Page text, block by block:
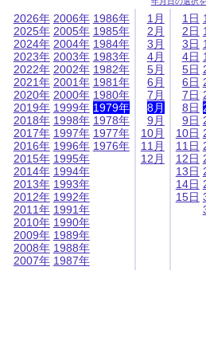
2026年
2025年
2024年
2023年
2022年
2021年
2020年
2019年
2018年
2017年
2016年
2015年
2014年
2013年
2012年
2011年
2010年
2009年
2008年
2007年
2006年
2005年
2004年
2003年
2002年
2001年
2000年
1999年
1998年
1997年
1996年
1995年
1994年
1993年
1992年
1991年
1990年
1989年
1988年
1987年
1986年
1985年
1984年
1983年
1982年
1981年
1980年
1979年
1978年
1977年
1976年
1月
2月
3月
4月
5月
6月
7月
8月
9月
10月
11月
12月
1日
2日
3日
4日
5日
6日
7日
8日
9日
10日
11日
12日
13日
14日
15日